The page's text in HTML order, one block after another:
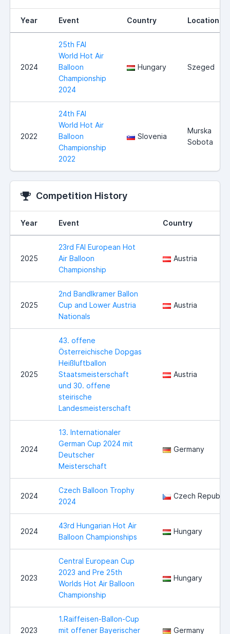
Year Event Country Location
2024
25th FAI
World Hot Air
Balloon
Championship
2024
Hungary Szeged
2022
24th FAI
World Hot Air
Balloon
Championship
2022
Slovenia
Murska
Sobota
Competition History
Year Event Country
2025
23rd FAI European Hot
Air Balloon
Championship
Austria
2025
2nd Bandlkramer Ballon
Cup and Lower Austria
Nationals
Austria
2025
43. offene
Österreichische Dopgas
Heißluftballon
Staatsmeisterschaft
und 30. offene
steirische
Landesmeisterschaft
Austria
2024
13. Internationaler
German Cup 2024 mit
Deutscher
Meisterschaft
Germany
2024
Czech Balloon Trophy
2024
Czech Republic
2024
43rd Hungarian Hot Air
Balloon Championships
Hungary
2023
Central European Cup
2023 and Pre 25th
Worlds Hot Air Balloon
Championship
Hungary
2023
1.Raiffeisen-Ballon-Cup
mit offener Bayerischer
Germany